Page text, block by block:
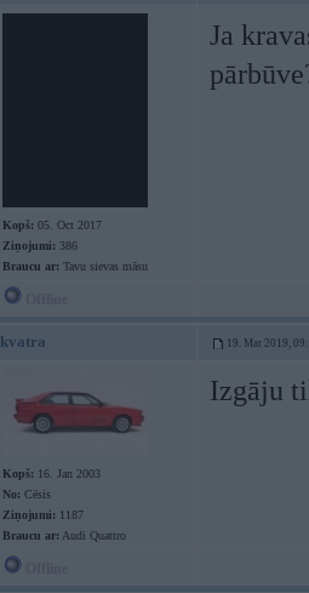
Kopš: 05. Oct 2017
Ziņojumi: 386
Braucu ar: Tavu sievas māsu
Ja
kvatra 19. Mar 2019,
Kopš: 16. Jan 2003
No: Cēsis
Ziņojumi: 1187
Braucu ar: Audi Quattro
Izgāju